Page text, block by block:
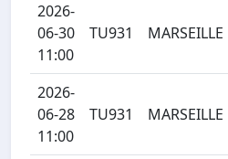
2026-
06-30
11:00
TU931 MARSEILLE
2026-
06-28
11:00
TU931 MARSEILLE